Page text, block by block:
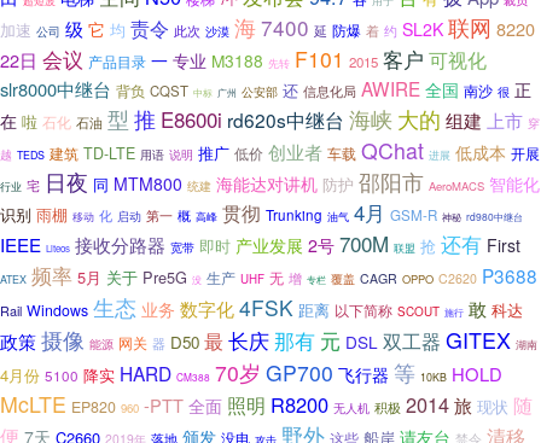
加速 公司 级 它 均 责令 此次 沙漠 海7400 延 防爆 着 约 SL2K 联网 8220
22日 会议 产品目录 一 专业 M3188 先转 F101 2015 客户 可视化
slr8000中继台 背负 CQST 中标 广州 公安部 还 信息化局 AWIRE 全国 南沙 很 正
在 啦 石化 石油 型 推 E8600i rd620s中继台 海峡 大的 组建 上市 穿
越 TEDS 建筑 TD-LTE 用语 说明 推广 低价 创业者 车载 QChat 进展 低成本 开展
行业 宅 日夜 同 MTM800 统建 海能达对讲机 防护 邵阳市 AeroMACS 智能化
识别 雨棚 移动 化 启动 第一 概 高峰 贯彻 Trunking 油气 4月 GSM-R 神秘 rd980中继台
IEEE Liteos 接收分路器 宽带 即时 产业发展 2号 700M 联盟 抢 还有 First
ATEX 频率 5月 关于 Pre5G 没 生产 UHF 无 增 专栏 覆盖 CAGR OPPO C2620 P3688
Rail Windows 生态 业务 数字化4FSK 距离 以下简称 SCOUT 施行 敢 科达
政策摄像 能源 网关 器 D50 最 长庆那有 元 DSL 双工器 GITEX 湖南
4月份 5100 降实 HARD CM388 70岁 GP700 飞行器 等 10KB HOLD
McLTE EP820 960 -PTT 全面 照明 R8200 无人机 积极 2014旅 现状 随
便 7天 C2660 2019年 落地 颁发 没电 攻击 野外 这些 船岸 请友台 禁令 清移